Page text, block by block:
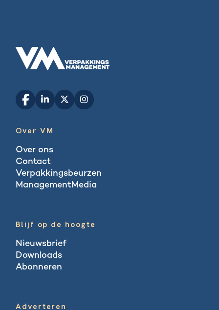
Over VM
Over ons
Contact
Verpakkingsbeurzen
ManagementMedia
Blijf op de hoogte
Nieuwsbrief
Downloads
Abonneren
Adverteren